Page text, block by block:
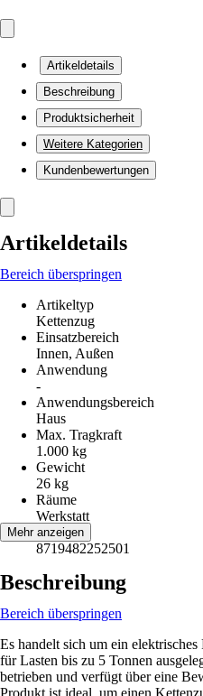
Artikeldetails
Beschreibung
Produktsicherheit
Weitere Kategorien
Kundenbewertungen
Artikeldetails
Bereich überspringen
Artikeltyp
Kettenzug
Einsatzbereich
Innen, Außen
Anwendung
-
Anwendungsbereich
Haus
Max. Tragkraft
1.000 kg
Gewicht
26 kg
Räume
Werkstatt
EAN
8719482252501
Mehr anzeigen
Beschreibung
Bereich überspringen
Es handelt sich um ein
für Lasten bis zu 5 Tonnen
betrieben und verfügt über eine
Produkt ist ideal, um einen